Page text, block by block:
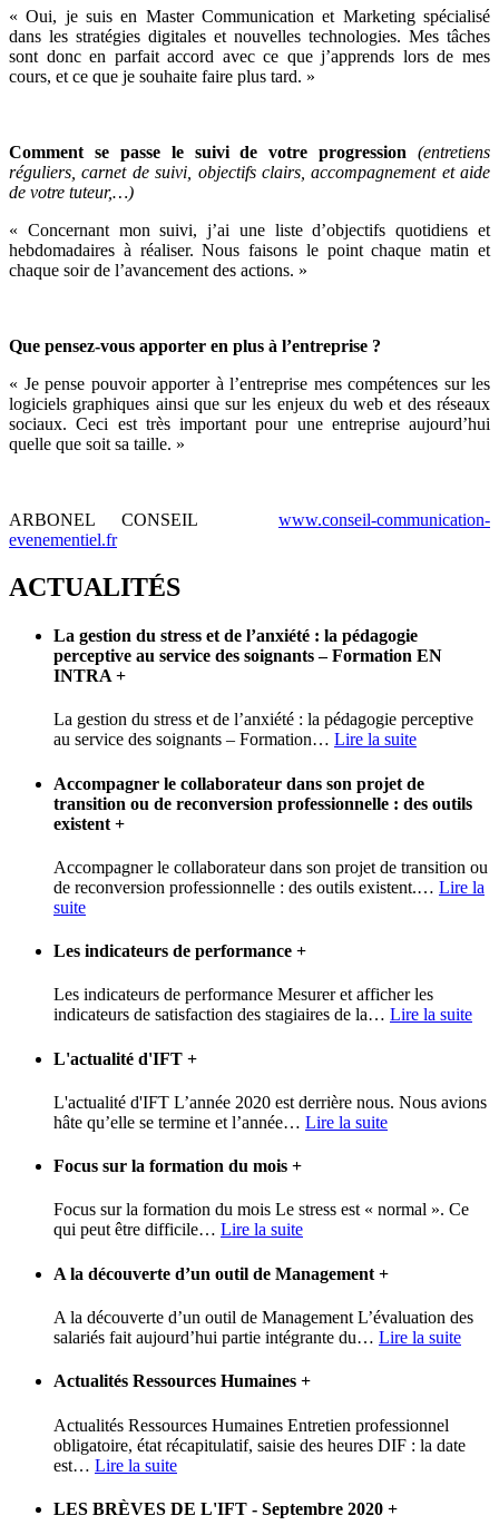
« Oui, je suis en Master Communication et Marketing spécialisé
dans les stratégies digitales et nouvelles technologies. Mes tâches
sont donc en parfait accord avec ce que j’apprends lors de mes
cours, et ce que je souhaite faire plus tard. »
Comment se passe le suivi de votre progression
(entretiens
réguliers, carnet de suivi, objectifs clairs, accompagnement et aide
de votre tuteur,…)
« Concernant mon suivi, j’ai une liste d’objectifs quotidiens et
hebdomadaires à réaliser. Nous faisons le point chaque matin et
chaque soir de l’avancement des actions. »
Que pensez-vous apporter en plus à l’entreprise ?
« Je pense pouvoir apporter à l’entreprise mes compétences sur les
logiciels graphiques ainsi que sur les enjeux du web et des réseaux
sociaux. Ceci est très important pour une entreprise aujourd’hui
quelle que soit sa taille. »
ARBONEL CONSEIL www.conseil-communication-
evenementiel.fr
ACTUALITÉS
La gestion du stress et de l’anxiété : la pédagogie
perceptive au service des soignants – Formation EN
INTRA +
La gestion du stress et de l’anxiété : la pédagogie perceptive
au service des soignants – Formation… Lire la suite
Accompagner le collaborateur dans son projet de
transition ou de reconversion professionnelle : des outils
existent +
Accompagner le collaborateur dans son projet de transition ou
de reconversion professionnelle : des outils existent.… Lire la
suite
Les indicateurs de performance +
Les indicateurs de performance Mesurer et afficher les
indicateurs de satisfaction des stagiaires de la… Lire la suite
L'actualité d'IFT +
L'actualité d'IFT L’année 2020 est derrière nous. Nous avions
hâte qu’elle se termine et l’année… Lire la suite
Focus sur la formation du mois +
Focus sur la formation du mois Le stress est « normal ». Ce
qui peut être difficile… Lire la suite
A la découverte d’un outil de Management +
A la découverte d’un outil de Management L’évaluation des
salariés fait aujourd’hui partie intégrante du… Lire la suite
Actualités Ressources Humaines +
Actualités Ressources Humaines Entretien professionnel
obligatoire, état récapitulatif, saisie des heures DIF : la date
est… Lire la suite
LES BRÈVES DE L'IFT - Septembre 2020 +